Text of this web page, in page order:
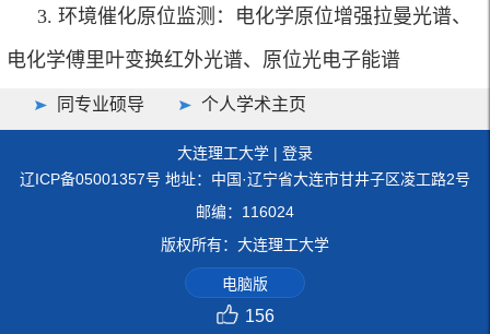
3. 环境催化原位监测：电化学原位增强拉曼光谱、
电化学傅里叶变换红外光谱、原位光电子能谱
同专业硕导 个人学术主页
大连理工大学 | 登录
辽ICP备05001357号 地址：中国·辽宁省大连市甘井子区凌工路2号
邮编：116024
版权所有：大连理工大学
电脑版
156